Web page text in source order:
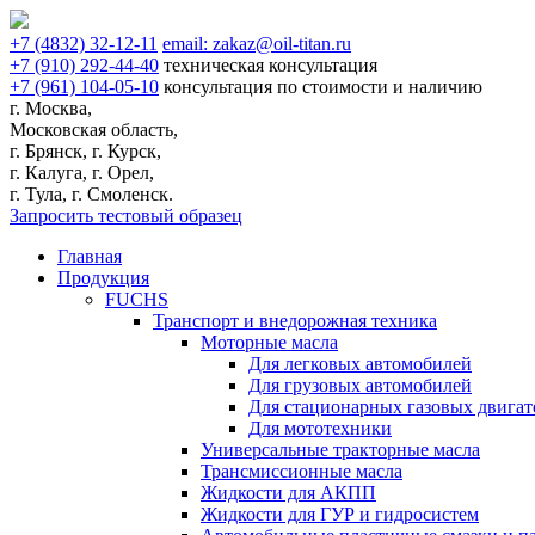
+7 (4832) 32-12-11 email: zakaz@oil-titan.ru
+7 (910) 292-44-40 техническая консультация
+7 (961) 104-05-10 консультация по стоимости и наличию
г. Москва,
Московская область,
г. Брянск, г. Курск,
г. Калуга, г. Орел,
г. Тула, г. Смоленск.
Запросить тестовый образец
Главная
Продукция
FUCHS
Транспорт и внедорожная техника
Моторные масла
Для легковых автомобилей
Для грузовых автомобилей
Для стационарных газовых
Для мототехники
Универсальные тракторные масла
Трансмиссионные масла
Жидкости для АКПП
Жидкости для ГУР и гидросистем